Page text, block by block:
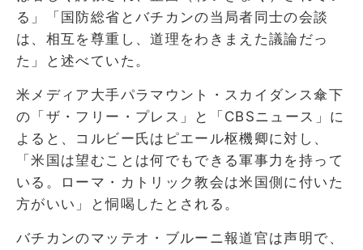
る」「国防総省とバチカンの当局者同士の会談
は、相互を尊重し、道理をわきまえた議論だっ
た」と述べていた。
米メディア大手パラマウント・スカイダンス傘下
の「ザ・フリー・プレス」と「CBSニュース」に
よると、コルビー氏はピエール枢機卿に対し、
「米国は望むことは何でもできる軍事力を持って
いる。ローマ・カトリック教会は米国側に付いた
方がいい」と恫喝したとされる。
バチカンのマッテオ・ブルーニ報道官は声明で、